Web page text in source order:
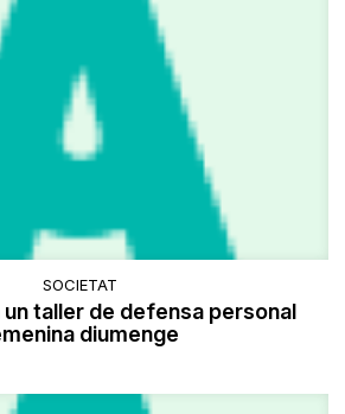
SOCIETAT
taller de defensa personal
diumenge